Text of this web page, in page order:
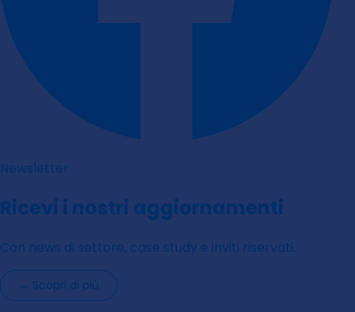
Newsletter
Ricevi i nostri aggiornamenti
Con news di settore, case study e inviti riservati.
→ Scopri di più